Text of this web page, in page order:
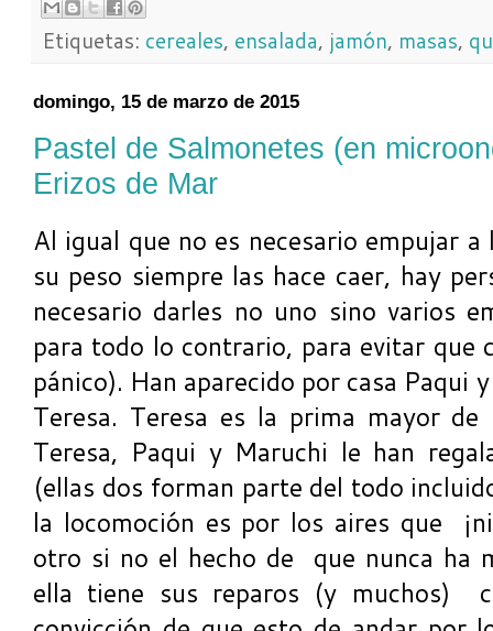
Etiquetas: cereales, ensalada, jamón, masas,
domingo, 15 de marzo de 2015
Pastel de Salmonetes (en
Erizos de Mar
Al igual que no es necesario empujar
su peso siempre las hace caer, hay
necesario darles no uno sino varios
para todo lo contrario, para evitar que
pánico). Han aparecido por casa Paqui
Teresa. Teresa es la prima mayor
Teresa, Paqui y Maruchi le han
(ellas dos forman parte del todo
la locomoción es por los aires que
otro si no el hecho de que nunca ha
ella tiene sus reparos (y muchos)